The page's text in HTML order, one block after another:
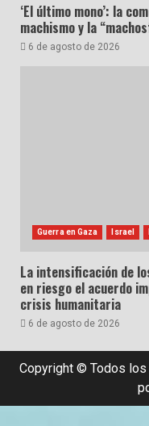
‘El último mono’: la
machismo y la
6 de agosto de 2026
Guerra en Gaza Israel
La intensificación de
en riesgo el acuerdo
crisis humanitaria
6 de agosto de 2026
Copyright © Todos